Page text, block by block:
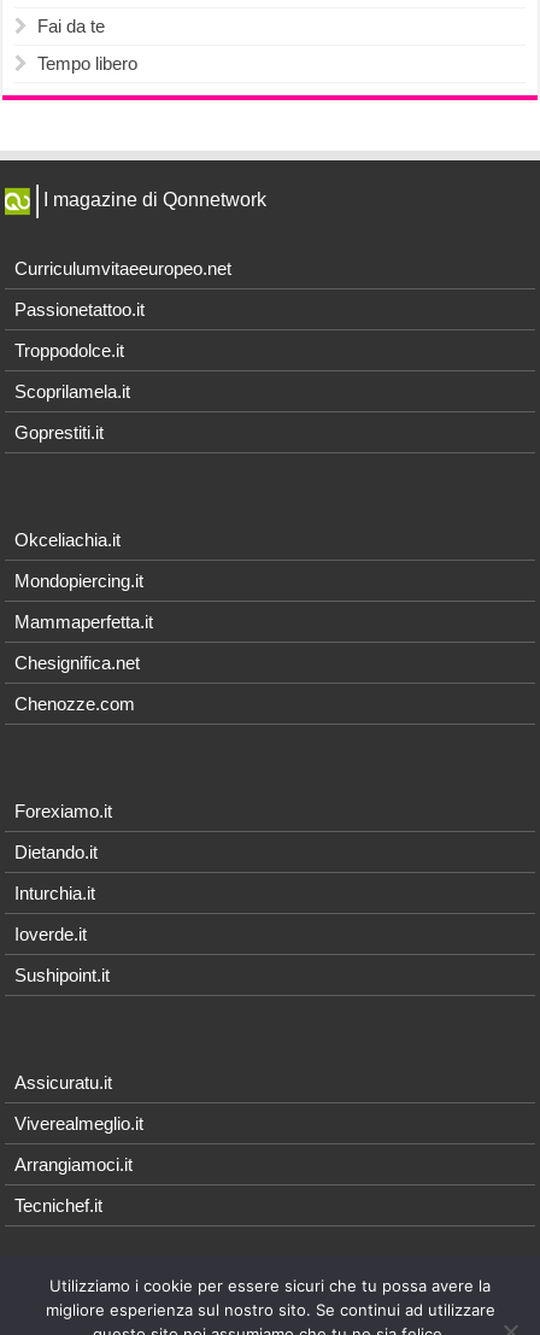
Fai da te
Tempo libero
I magazine di Qonnetwork
Curriculumvitaeeuropeo.net
Passionetattoo.it
Troppodolce.it
Scoprilamela.it
Goprestiti.it
Okceliachia.it
Mondopiercing.it
Mammaperfetta.it
Chesignifica.net
Chenozze.com
Forexiamo.it
Dietando.it
Inturchia.it
Ioverde.it
Sushipoint.it
Assicuratu.it
Viverealmeglio.it
Arrangiamoci.it
Tecnichef.it
© 2026 - Arrangiamoci.it è parte della rete Qonnetwork, i cui contenuti
sono di proprietà esclusiva diQonnecta srl- P.I. 08021571214 |
Utilizziamo i cookie per essere sicuri che tu possa avere la
migliore esperienza sul nostro sito. Se continui ad utilizzare